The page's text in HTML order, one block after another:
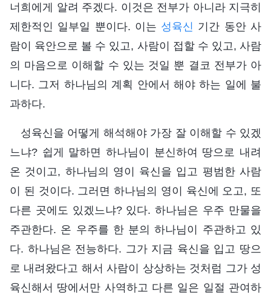
너희에게 알려 주겠다. 이것은 전부가 아니라 지극히
제한적인 일부일 뿐이다. 이는 성육신 기간 동안 사
람이 육안으로 볼 수 있고, 사람이 접할 수 있고, 사람
의 마음으로 이해할 수 있는 것일 뿐 결코 전부가 아
니다. 그저 하나님의 계획 안에서 해야 하는 일에 불
과하다.
성육신을 어떻게 해석해야 가장 잘 이해할 수 있겠
느냐? 쉽게 말하면 하나님이 분신하여 땅으로 내려
온 것이고, 하나님의 영이 육신을 입고 평범한 사람
이 된 것이다. 그러면 하나님의 영이 육신에 오고, 또
다른 곳에도 있겠느냐? 있다. 하나님은 우주 만물을
주관한다. 온 우주를 한 분의 하나님이 주관하고 있
다. 하나님은 전능하다. 그가 지금 육신을 입고 땅으
로 내려왔다고 해서 사람이 상상하는 것처럼 그가 성
육신해서 땅에서만 사역하고 다른 일은 일절 관여하